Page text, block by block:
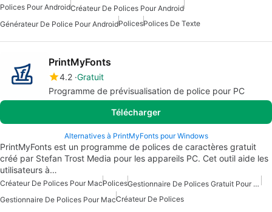
Polices Pour AndroidCréateur De Polices Pour Android
Générateur De Police Pour AndroidPolicesPolices De Texte
PrintMyFonts
4.2 Gratuit
Programme de prévisualisation de police pour PC
Télécharger
Alternatives à PrintMyFonts pour Windows
PrintMyFonts est un programme de polices de caractères gratuit
créé par Stefan Trost Media pour les appareils PC. Cet outil aide les
utilisateurs à…
Créateur De Polices Pour MacPolices
Gestionnaire De Polices Gratuit Pour Mac
Gestionnaire De Polices Pour MacCréateur De Polices